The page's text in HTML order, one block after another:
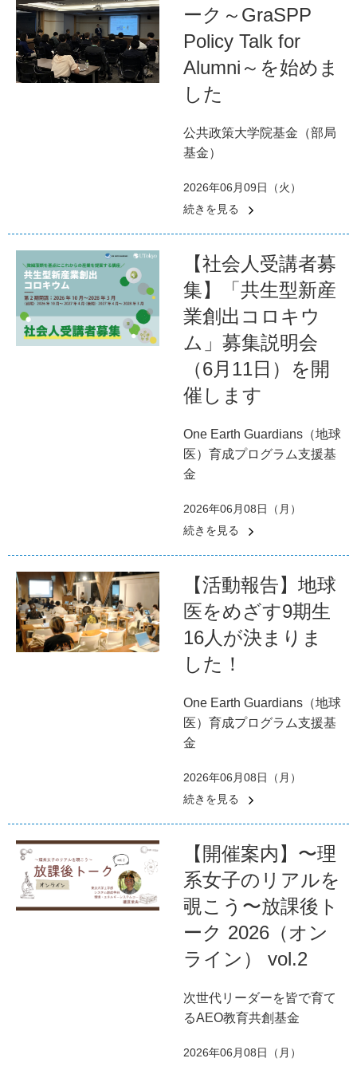
ーク～GraSPP
Policy Talk for
Alumni～を始めま
した
公共政策大学院基金（部局
基金）
2026年06月09日（火）
続きを見る
【社会人受講者募
集】「共生型新産
業創出コロキウ
ム」募集説明会
（6月11日）を開
催します
One Earth Guardians（地球
医）育成プログラム支援基
金
2026年06月08日（月）
続きを見る
【活動報告】地球
医をめざす9期生
16人が決まりま
した！
One Earth Guardians（地球
医）育成プログラム支援基
金
2026年06月08日（月）
続きを見る
【開催案内】〜理
系女子のリアルを
覗こう〜放課後ト
ーク 2026（オン
ライン） vol.2
次世代リーダーを皆で育て
るAEO教育共創基金
2026年06月08日（月）